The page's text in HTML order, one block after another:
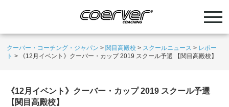
クーバー・コーチング・ジャパン > 関目高殿校 > スクールニュース > レポー
ト > 《12月イベント》クーバー・カップ 2019 スクール予選 【関目高殿校】
《12月イベント》クーバー・カップ 2019 スクール予選
【関目高殿校】